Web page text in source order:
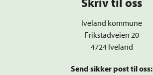
Iveland kommune
Frikstadveien 20
4724 Iveland
Send sikker post til oss: